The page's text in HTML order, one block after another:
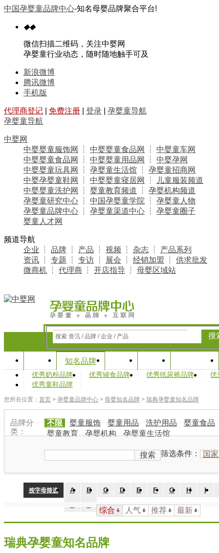
中国孕婴童品牌中心-知名母婴品牌聚合平台!
◆◆
微信扫描二维码，关注中婴网
孕婴童行业动态，随时随地触手可及
新浪微博
腾讯微博
手机版
代理商登记 免费注册 登录
孕婴童导航
孕婴童导航
中婴网
中婴婴童服饰网
┆ 中婴婴童食品网 ┆ 中婴童车网
中婴婴童食品网
┆ 中婴婴童用品网 ┆ 中婴孕网
中婴婴童玩具网
┆ 孕婴童生活馆 ┆ 孕婴童招商网
中婴孕婴童鞋网
┆ 中婴婴童寝居网 ┆
儿童服装频道
中婴婴童洗护网
┆ 婴童教育频道 ┆ 孕婴机构频道
孕婴童研究中心 ┆ 中国孕婴童学院 ┆ 孕婴童人物
孕婴童品牌中心 ┆ 孕婴童渠道中心 ┆ 孕婴童圈子
婴童人才网
频道导航
企业 ┆ 品牌 ┆ 产品 ┆ 视频 ┆ 杂志 ┆ 产品系列
资讯 ┆ 专题 ┆ 专访 ┆ 展会 ┆ 经销加盟 ┆ 供求批发
微商机 ┆ 代理商 ┆ 开店指导 ┆ 母婴区域站
搜索 资讯 / 品牌 / 企业 / 产品 搜
知名品牌
优秀奶粉品牌 优秀辅食品牌 优秀纸尿裤品牌
优
优秀童鞋品牌
您所在位置： 首页 > 孕婴童品牌中心 > 母婴知名品牌 > 瑞典孕婴童知名品牌
品牌分
类：
不限 婴童服饰 婴童用品 洗护用品
婴童食品
婴童教育
孕婴机构
孕婴童生活馆
搜索
筛选条件： 国
按字母筛选 A B C D E F G H
I
综合 人气 推荐 最新
瑞典孕婴童知名品牌